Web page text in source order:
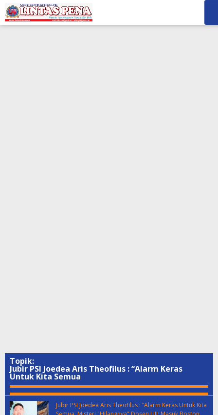
Topik:
Jubir PSI Joedea Aris Theofilus : “Alarm Keras
Untuk Kita Semua
Jubir PSI Joedea Aris Theofilus : “Alarm Keras Untuk Kita